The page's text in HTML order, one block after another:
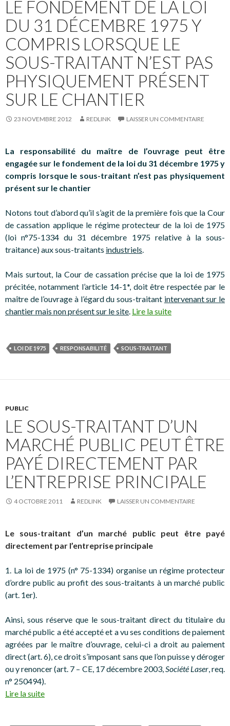
LE FONDEMENT DE LA LOI
DU 31 DÉCEMBRE 1975 Y
COMPRIS LORSQUE LE
SOUS-TRAITANT N’EST PAS
PHYSIQUEMENT PRÉSENT
SUR LE CHANTIER
23 NOVEMBRE 2012 REDLINK LAISSER UN COMMENTAIRE
La responsabilité du maître de l’ouvrage peut être
engagée sur le fondement de la loi du 31 décembre 1975 y
compris lorsque le sous-traitant n’est pas physiquement
présent sur le chantier
Notons tout d’abord qu’il s’agit de la première fois que la Cour
de cassation applique le régime protecteur de la loi de 1975
(loi n°75-1334 du 31 décembre 1975 relative à la sous-
traitance) aux sous-traitants industriels.
Mais surtout, la Cour de cassation précise que la loi de 1975
précitée, notamment l’article 14-1*, doit être respectée par le
maître de l’ouvrage à l’égard du sous-traitant intervenant sur le
chantier mais non présent sur le site. Lire la suite
LOI DE 1975 RESPONSABILITÉ SOUS-TRAITANT
PUBLIC
LE SOUS-TRAITANT D’UN
MARCHÉ PUBLIC PEUT ÊTRE
PAYÉ DIRECTEMENT PAR
L’ENTREPRISE PRINCIPALE
4 OCTOBRE 2011 REDLINK LAISSER UN COMMENTAIRE
Le sous-traitant d’un marché public peut être payé
directement par l’entreprise principale
1. La loi de 1975 (n° 75-1334) organise un régime protecteur
d’ordre public au profit des sous-traitants à un marché public
(art. 1er).
Ainsi, sous réserve que le sous-traitant direct du titulaire du
marché public a été accepté et a vu ses conditions de paiement
agréées par le maître d’ouvrage, celui-ci a droit au paiement
direct (art. 6), ce droit s’imposant sans que l’on puisse y déroger
ou y renoncer (art. 7 – CE, 17 décembre 2003,Société Laser, req.
n° 250494).
Lire la suite